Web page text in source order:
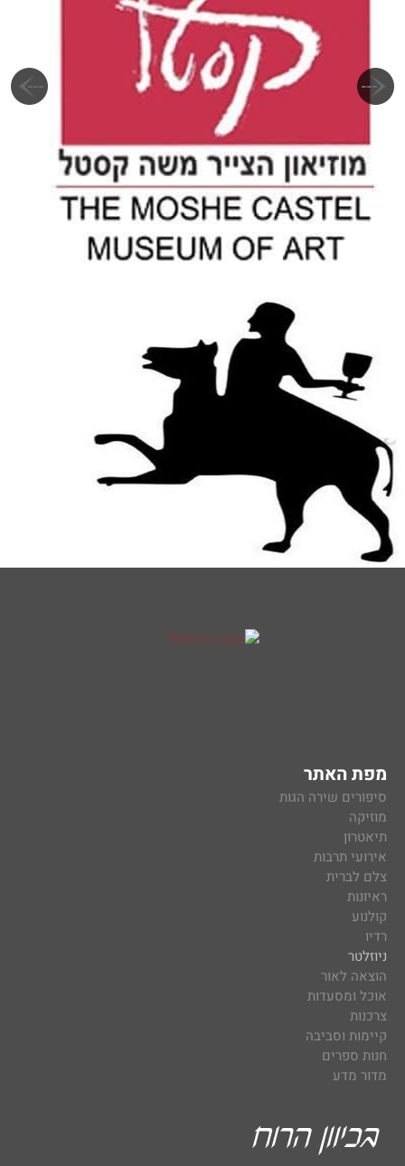
מפת האתר
סיפורים שירה הגות
מוזיקה
תיאטרון
אירועי תרבות
צלם לברית
ראיונות
קולנוע
רדיו
ניוזלטר
הוצאה לאור
אוכל ומסעדות
צרכנות
קיימות וסביבה
חנות ספרים
מדור מדע